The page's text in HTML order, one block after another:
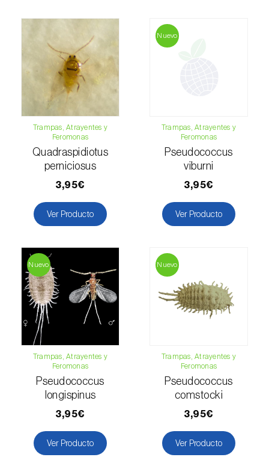
Trampas, Atrayentes y
Feromonas
Quadraspidiotus
perniciosus
3,95€
Ver Producto
Nuevo
Trampas, Atrayentes y
Feromonas
Pseudococcus
viburni
3,95€
Ver Producto
Nuevo
Trampas, Atrayentes y
Feromonas
Pseudococcus
longispinus
3,95€
Ver Producto
Nuevo
Trampas, Atrayentes y
Feromonas
Pseudococcus
comstocki
3,95€
Ver Producto